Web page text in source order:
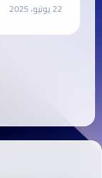
22 يونيو، 2025